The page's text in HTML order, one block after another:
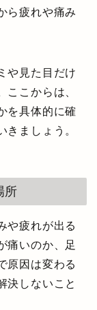
ら疲れや痛み
や見た目だけ
ここからは、
を具体的に確
きましょう。
所
や疲れが出る
痛いのか、足
原因は変わる
決しないこと